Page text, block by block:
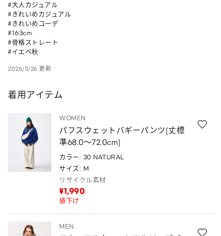
#大人カジュアル
#きれいめカジュアル
#きれいめコーデ
#163cm
#骨格ストレート
#イエベ秋
2026/3/26 更新
着用アイテム
WOMEN
パフスウェットバギーパンツ(丈標
準68.0～72.0cm)
カラー: 30 NATURAL
サイズ: M
リサイクル素材
¥1,990
値下げ
MEN